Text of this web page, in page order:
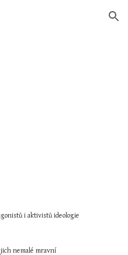
i aktivistů ideologie
nemalé mravní